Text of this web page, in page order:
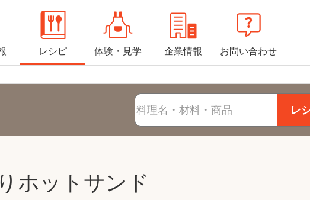
レシピ 体験・見学 企業情報 お問い合わせ
レ
ホットサンド